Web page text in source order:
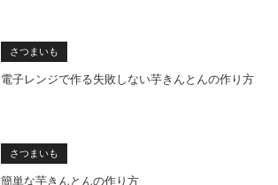
さつまいも
電子レンジで作る失敗しない芋きんとんの作り方
さつまいも
簡単な芋きんとんの作り方